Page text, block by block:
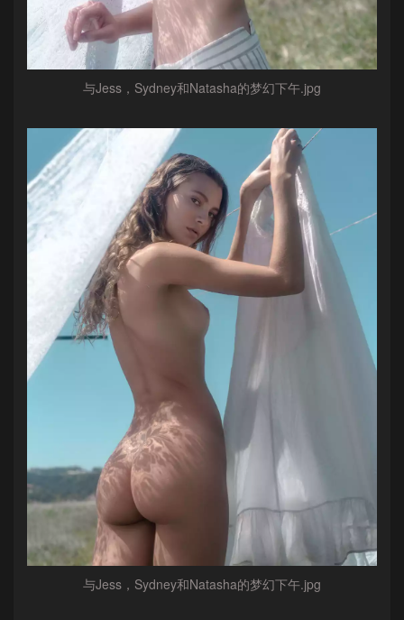
与Jess，Sydney和Natasha的梦幻下午.jpg
与Jess，Sydney和Natasha的梦幻下午.jpg